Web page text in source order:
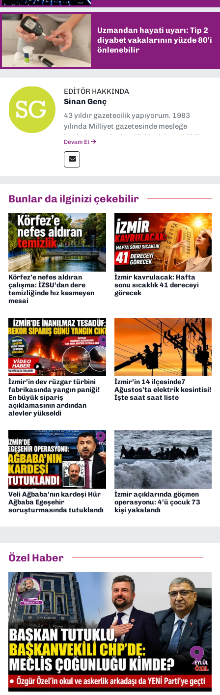
Uzmandan hayati uyarı: Tip 2
diyabet vakalarının yüzde 80'i
önlenebilir
EDITÖR HAKKINDA
Sinan Genç
43 yıldır gazetecilik yapıyorum. 1983
yılında Milliyet gazetesinde mesleğe
başladım. Ardından Türkiye’nin en köklü
muhabir, editör, müdür yardımcısı ve spor
müdürü olarak görev yaptım. Ayrıca Yeni
Gazetesi'nde editörlük yapıyorum
Devam Et
Bunlar da ilginizi çekebilir
Körfez’e nefes aldıran
çalışma: İZSU’dan dere
temizliğinde hız kesmeyen
mesai
İzmir kavrulacak: Hafta
sonu sıcaklık 41 dereceyi
görecek
İzmir’in dev rüzgar türbini
fabrikasında yangın paniği!
En büyük sipariş
açıklamasının ardından
alevler yükseldi
İzmir’in 14 ilçesinde7
Ağustos’ta elektrik kesintisi!
İşte saat saat liste
Veli Ağbaba’nın kardeşi Hür
Ağbaba Egeşehir
soruşturmasında tutuklandı
İzmir açıklarında göçmen
operasyonu: 4’ü çocuk 73
kişi yakalandı
Özel Haber